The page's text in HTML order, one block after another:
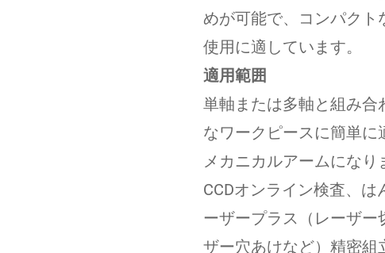
めが可能で、コンパク
使用に適しています。
適用範囲
単軸または多軸と組み合
なワークピースに簡単
メカニカルアームになり
CCDオンライン検査、
ーザープラス（レーザ
ザー穴あけなど）精密組